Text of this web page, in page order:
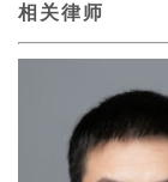
相关律师